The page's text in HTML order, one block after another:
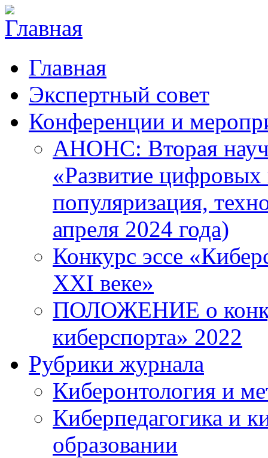
Главная
Экспертный совет
Конференции и
АНОНС: Вторая
«Развитие цифровых
популяризация,
апреля 2024 года)
Конкурс эссе
XXI веке»
ПОЛОЖЕНИЕ о
киберспорта» 2022
Рубрики журнала
Киберонтология и
Киберпедагогика и
образовании